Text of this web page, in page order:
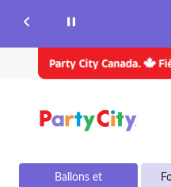
Ballons et